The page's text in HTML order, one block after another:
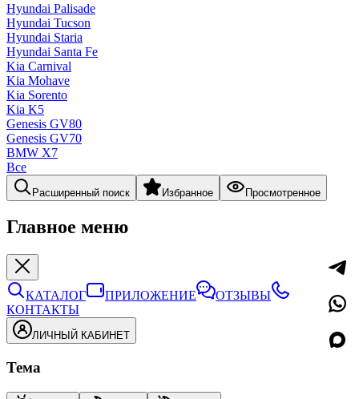
Hyundai Palisade
Hyundai Tucson
Hyundai Staria
Hyundai Santa Fe
Kia Carnival
Kia Mohave
Kia Sorento
Kia K5
Genesis GV80
Genesis GV70
BMW X7
Все
Расширенный поиск Избранное Просмотренное
Главное меню
КАТАЛОГ ПРИЛОЖЕНИЕ
ОТЗЫВЫ
КОНТАКТЫ
ЛИЧНЫЙ КАБИНЕТ
Тема